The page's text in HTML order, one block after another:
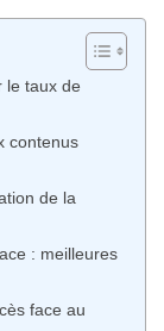
le taux de
contenus
de la
: meilleures
face au